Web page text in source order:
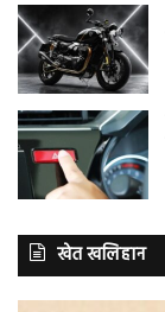
खेत खलिहान